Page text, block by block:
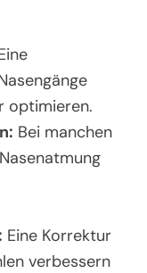
optimieren.
Bei manchen
Eine Korrektur
verbessern